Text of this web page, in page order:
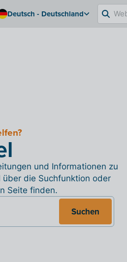
Deutsch - Deutschland
und Informationen zu
über die Suchfunktion oder
Seite finden.
Suchen